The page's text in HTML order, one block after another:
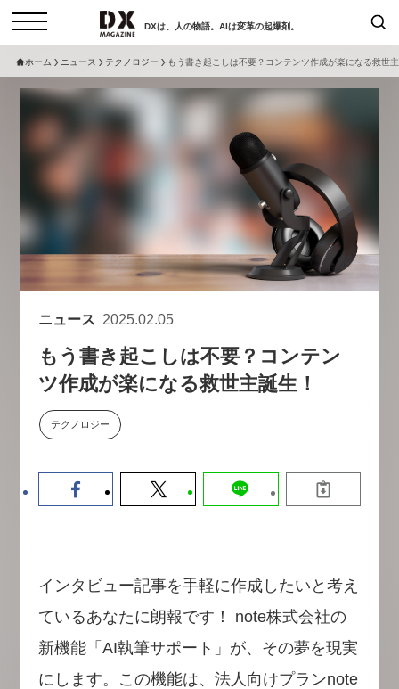
DXは、人の物語。AIは変革の起爆剤。
コラム インタビュー
セミナー
日本オムニチャネル協会
トップページ
サイトマップ
お問い合わせ
個人情報保護法について
採用情報
検索
現在開催予定のセミナー
【8/12開催】「イノベーションを
数値化する」～投資される事業の
学ぶ資金調達・巻き込みのリアル
2026-06-10
2026-08-07
ホーム ニュース テクノロジー もう書き起こしは不要？コンテンツ作成が楽になる救世
ニュース 2025.02.05
もう書き起こしは不要？コンテン
ツ作成が楽になる救世主誕生！
テクノロジー
インタビュー記事を手軽に作成したいと考え
ているあなたに朗報です！ note株式会社の
新機能「AI執筆サポート」が、その夢を現実
にします。この機能は、法人向けプランnote